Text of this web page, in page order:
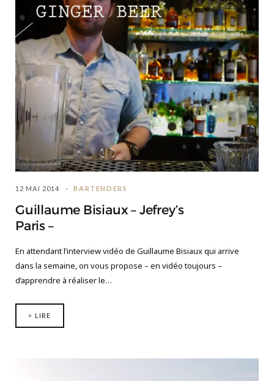
12 MAI 2014 BARTENDERS
Guillaume Bisiaux – Jefrey’s
Paris –
En attendant l’interview vidéo de Guillaume Bisiaux qui arrive
dans la semaine, on vous propose – en vidéo toujours –
d’apprendre à réaliser le…
> LIRE